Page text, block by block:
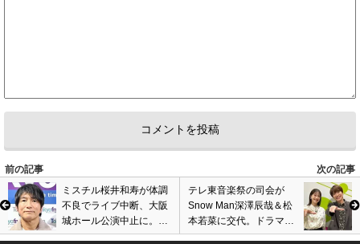
前の記事
次の記事
ミスチル桜井和寿が体調
不良でライブ中断、大阪
城ホール公演中止に。事
務所がトラブル謝罪、今
テレ東音楽祭の司会が
Snow Man深澤辰哉＆松
本若菜に交代。ドラマ
『わたしの宝物』共演コ